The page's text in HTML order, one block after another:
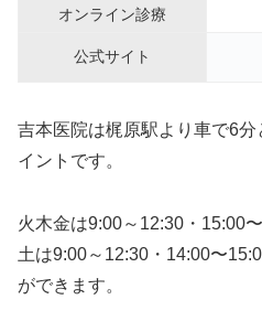
オンライン診療
公式サイト
吉本医院は梶原駅より車で6
イントです。
火木金は9:00～12:30・15:00
土は9:00～12:30・14:00〜
ができます。